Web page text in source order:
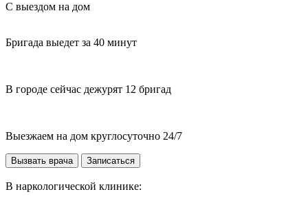
С выездом на дом
Бригада выедет за 40 минут
В городе сейчас дежурят 12 бригад
Выезжаем на дом круглосуточно 24/7
Вызвать врача Записаться
В наркологической клинике: